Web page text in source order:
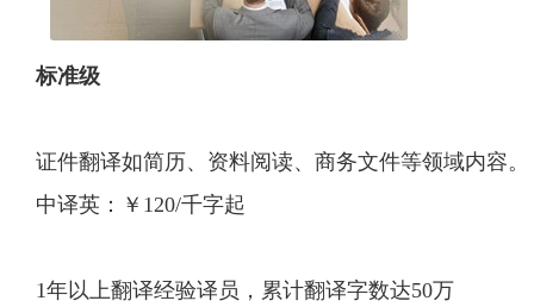
标准级
证件翻译如简历、资料阅读、商务文件等领域内容。
中译英：￥120/千字起
1年以上翻译经验译员，累计翻译字数达50万